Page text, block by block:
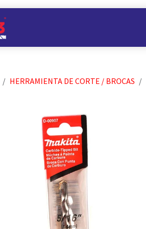
HERRAMIENTA DE CORTE / BROCAS